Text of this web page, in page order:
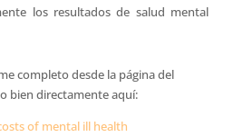
los resultados de salud mental
completo desde la página del
o bien directamente aquí:
of mental ill health